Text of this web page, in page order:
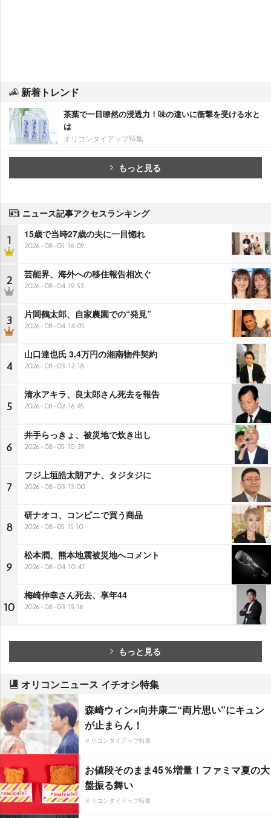
新着トレンド
茶葉で一目瞭然の浸透力！味の違いに衝撃を受ける水と
は
オリコンタイアップ特集
もっと見る
ニュース記事アクセスランキング
1 15歳で当時27歳の夫に一目惚れ
2026-08-05 16:09
2 芸能界、海外への移住報告相次ぐ
2026-08-04 19:53
3 片岡鶴太郎、自家農園での“発見”
2026-08-04 14:05
4
山口達也氏 3.4万円の湘南物件契約
2026-08-03 12:18
5
清水アキラ、良太郎さん死去を報告
2026-08-02 16:45
6
井手らっきょ、被災地で炊き出し
2026-08-05 10:39
7
フジ上垣皓太朗アナ、タジタジに
2026-08-03 13:00
8
研ナオコ、コンビニで買う商品
2026-08-05 15:10
9
松本潤、熊本地震被災地へコメント
2026-08-04 10:47
10
梅崎伸幸さん死去、享年44
2026-08-03 15:16
もっと見る
オリコンニュース イチオシ特集
森崎ウィン×向井康二“両片思い”にキュン
が止まらん！
オリコンタイアップ特集
お値段そのまま45％増量！ファミマ夏の大
盤振る舞い
オリコンタイアップ特集